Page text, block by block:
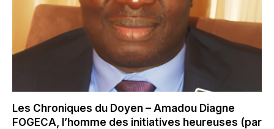
Les Chroniques du Doyen – Amadou Diagne
FOGECA, l’homme des initiatives heureuses (par